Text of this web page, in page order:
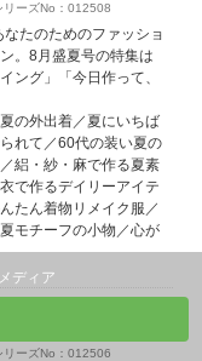
ーズNo：012508
なたのためのファッショ
。8月盛夏号の特集は
ング」「今日作って、
の外出着／夏にいちば
れて／60代の装い夏の
絽・紗・麻で作る夏素
で作るデイリーアイテ
たん着物リメイク服／
モチーフの小物／心が
年6月初夏号
リーズNo：012506
ディア